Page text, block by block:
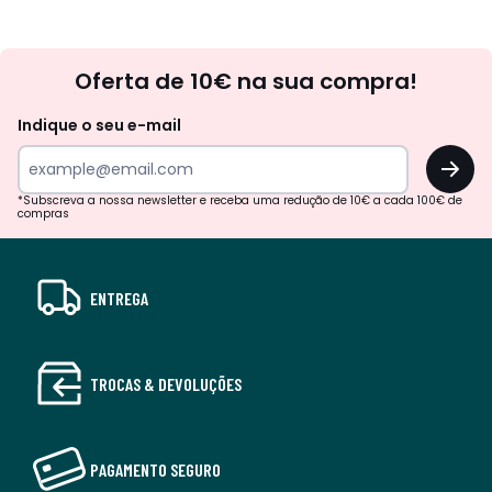
Oferta de 10€ na sua compra!
Indique o seu e-mail
OK
*Subscreva a nossa newsletter e receba uma redução de 10€ a cada 100€ de
compras
ENTREGA
TROCAS & DEVOLUÇÕES
PAGAMENTO SEGURO